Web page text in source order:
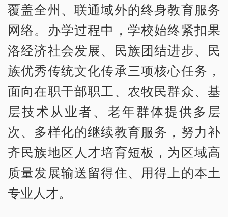
覆盖全州、联通域外的终身教育服务
网络。办学过程中，学校始终紧扣果
洛经济社会发展、民族团结进步、民
族优秀传统文化传承三项核心任务，
面向在职干部职工、农牧民群众、基
层技术从业者、老年群体提供多层
次、多样化的继续教育服务，努力补
齐民族地区人才培育短板，为区域高
质量发展输送留得住、用得上的本土
专业人才。